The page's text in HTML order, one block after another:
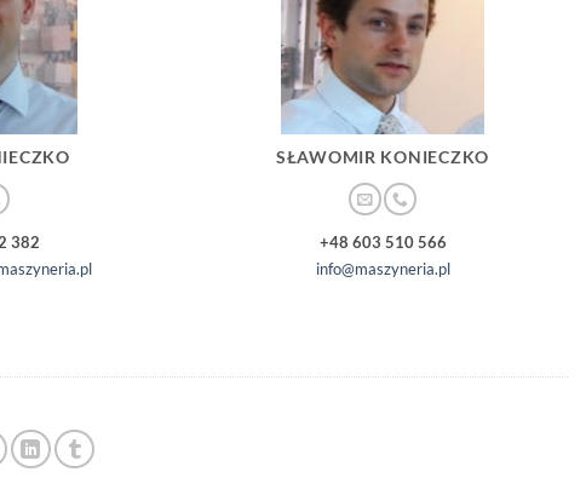
382
SŁAWOMIR KONIECZKO
+48 603 510 566
info@maszyneria.pl